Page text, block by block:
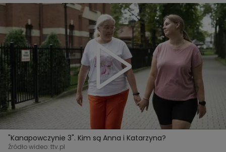
"Kanapowczynie 3". Kim są Anna i Katarzyna?
Źródło wideo: ttv.pl